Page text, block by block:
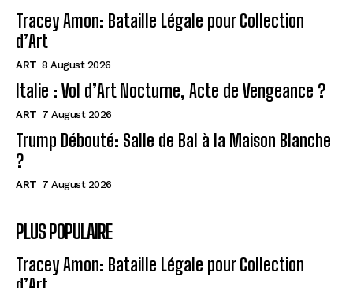
Tracey Amon: Bataille Légale pour Collection
d’Art
ART 8 August 2026
Italie : Vol d’Art Nocturne, Acte de Vengeance ?
ART 7 August 2026
Trump Débouté: Salle de Bal à la Maison Blanche
?
ART 7 August 2026
PLUS POPULAIRE
Tracey Amon: Bataille Légale pour Collection